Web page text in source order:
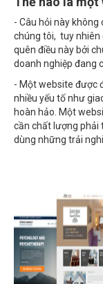
- Câu hỏi này
chúng tôi, tuy nhiên
quên điều này bởi
doanh nghiệp đang
- Một website được
nhiều yếu tố như
hoàn hảo. Một
cần chất lượng phải
dùng những trải